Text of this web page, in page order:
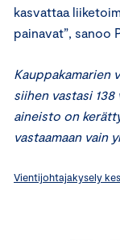
kasvattaa
painavat”, sanoo
Kauppakamarien
siihen vastasi
aineisto on
vastaamaan vain
Vientijohtajakysely